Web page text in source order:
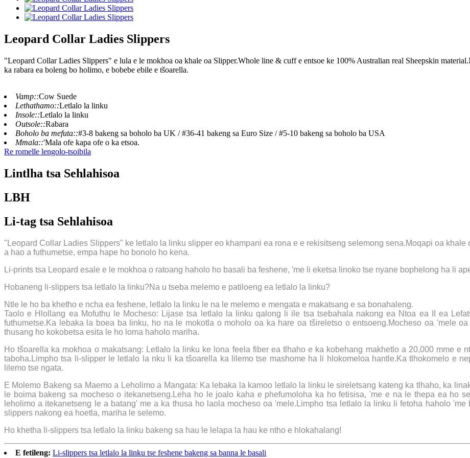
Leopard Collar Ladies Slippers
"Leopard Collar Ladies Slippers" e lula e le mokhoa oa khale oa Slipper.Whole line & cuff e entsoe ke 100% Australian real Sheepskin
ka rabara ea boleng bo holimo, e bobebe ebile e tšoarella.
Vamp::Cow Suede
Lethathamo::Letlalo la linku
Insole::Letlalo la linku
Outsole::Rabara
Boholo ba mefuta::#3-8 bakeng sa boholo ba UK / #36-41 bakeng sa Euro Size / #5-10 bakeng sa boholo ba USA
Mmala::'Mala ofe kapa ofe o ka etsoa.
Re romelle lengolo-tsoibila
Lintlha tsa Sehlahisoa
LBH
Li-tag tsa Sehlahisoa
"Leopard Collar Ladies Slippers" ke letlalo la linku slipper eo khampani ea rona e e rekisitseng selemong sena.Moqapi oa
a hao a futhumetse, empa hape ho bonolo ho kena.
Li-prints tsa Leopard esale e le mokhoa o ratoang haholo ho basali ba feshene, 'me li eketsa linoko tse nyane bophelong ha li
Hobaneng li-slippers tsa letlalo la linku?Na u tseba melemo e patiloeng ea letlalo la linku?
Ntle le ho ba khetho e ncha ea feshene, letlalo la linku le na le melemo e mengata e makatsang e sa bonahaleng.
Taolo e Hlollang ea Mofuthu le Mocheso: Lijase tsa letlalo la linku qalong li ile tsa tsebahala nakong ea Ntoa ea II ea
futhumetse.Ka lebaka la boea ba linku, ho na le mokotla o moholo oa ka hare oa tšireletso o entsoeng.Mocheso oa 'mele
thusang ho kokobetsa esita le ho loma haholo mariha.
Ho tšoarella ka mokhoa o makatsang: Letlalo la linku ke lona feela fiber ea tlhaho e ka kobehang makhetlo a 20,000 mme e
taboha.Limpho tsa li-slipper le letlalo la nku li ka tšoarella ka lilemo tse mashome ha li hlokomeloa hantle.Ka tlhokomelo e
lilemo tse ngata.
E Molemo Bakeng sa Maemo a Leholimo a Mangata: Ka lebaka la kamoo letlalo la linku le sireletsang kateng ka tlhaho, ka
le boima bakeng sa mocheso o itekanetseng.Leha ho le joalo kaha e phefumoloha ka ho fetisisa, 'me e na le thepa ea ho
leholimo a itekanetseng le a batang' me a ka thusa ho laola mocheso oa 'mele.Limpho tsa letlalo la linku li fetoha haholo
slippers nakong ea hoetla, mariha le selemo.
Ho khetha li-slippers tsa letlalo la linku bakeng sa hau le lelapa la hau ke ntho e hlokahalang!
E fetileng: Li-slippers tsa letlalo la linku tse feshene bakeng sa banna le basali